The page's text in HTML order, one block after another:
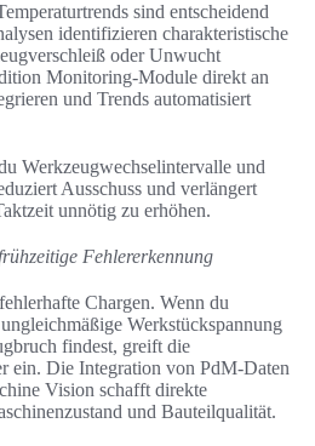
sind entscheidend
identifizieren charakteristische
oder Unwucht
Monitoring-Module direkt an
und Trends automatisiert
Werkzeugwechselintervalle und
Ausschuss und verlängert
unnötig zu erhöhen.
Fehlererkennung
Chargen. Wenn du
Werkstückspannung
findest, greift die
ein. Die Integration von PdM-Daten
Vision schafft direkte
und Bauteilqualität.